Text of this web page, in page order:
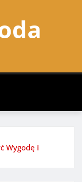
Wygodę i